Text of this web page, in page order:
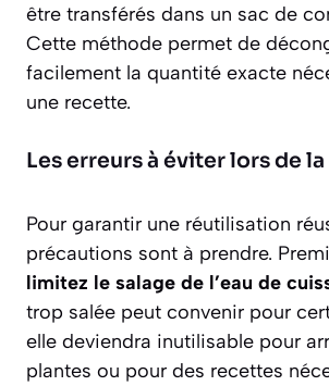
être transférés dans un sac de
Cette méthode permet de
facilement la quantité exacte
une recette.
Les erreurs à éviter lors de
Pour garantir une réutilisation
précautions sont à prendre.
limitez le salage de l’eau de
trop salée peut convenir pour
elle deviendra inutilisable pour
plantes ou pour des recettes